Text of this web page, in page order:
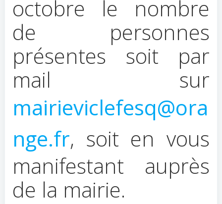
octobre le nombre
de personnes
présentes soit par
mail sur
mairieviclefesq@ora
nge.fr, soit en vous
manifestant auprès
de la mairie.